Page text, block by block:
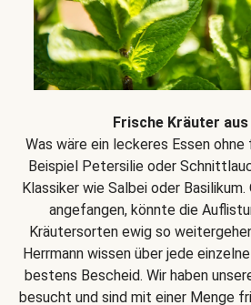
Frische Kräuter aus
Was wäre ein leckeres Essen
Beispiel Petersilie oder
Klassiker wie Salbei oder Basilikum.
angefangen, könnte die
Kräutersorten ewig so
Herrmann wissen über jede
bestens Bescheid. Wir haben
besucht und sind mit einer Menge